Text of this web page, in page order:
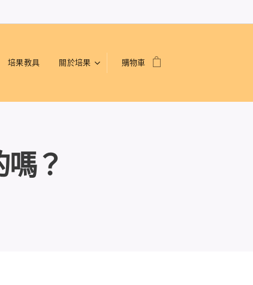
培果教具 關於培果 購物車
？